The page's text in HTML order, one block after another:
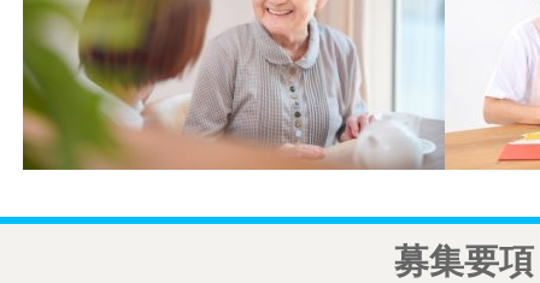
募集要項